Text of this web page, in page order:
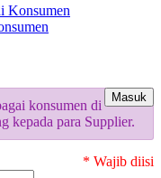
Konsumen
Masuk
konsumen di
kepada para Supplier.
* Wajib diisi